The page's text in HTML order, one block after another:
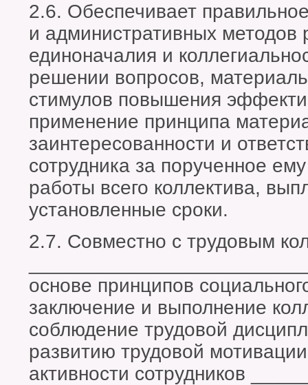
2.6. Обеспечивает
и административных методов
единоначалия и
решении вопросов,
стимулов повышения
применение принципа
заинтересованности и
сотрудника за порученное
работы всего коллектива,
установленные сроки.
2.7. Совместно с трудовым
основе принципов
заключение и выполнение
соблюдение трудовой
развитию трудовой
активности сотрудников